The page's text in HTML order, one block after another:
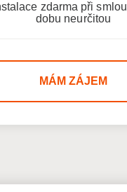
zdarma při
dobu neurčitou
MÁM ZÁJEM